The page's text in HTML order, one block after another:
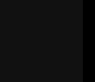
與預算、收
以應對變
更得心應
記服務的要
的情況與優
方，這也是
麼 在做決定
每個人的情
己；其次，
同角度，和
它的重要性
當你清楚自
常見的陷
方，這也是